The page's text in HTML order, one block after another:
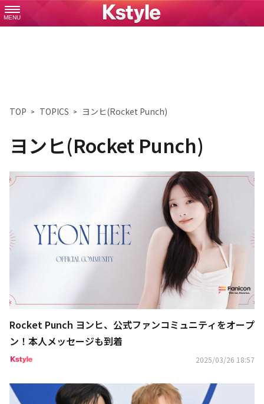
MENU
TOP TOPICS ヨンヒ(Rocket Punch)
ヨンヒ(Rocket Punch)
Rocket Punch ヨンヒ、公式ファンコミュニティをオープ
ン！本人メッセージも到着
2025/03/26 18:57